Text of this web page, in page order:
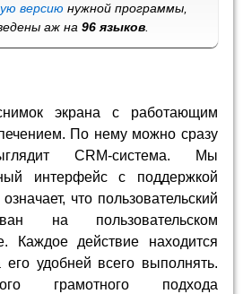
версию нужной программы,
аж на96 языков.
экрана с работающим
По нему можно сразу
CRM-система. Мы
интерфейс с поддержкой
что пользовательский
на пользовательском
Каждое действие находится
удобней всего выполнять.
грамотного подхода